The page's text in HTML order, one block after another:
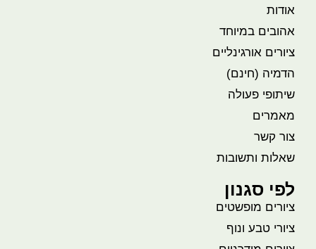
אודות
אהובים במיוחד
ציורים אורגינליים
הדמיה (חינם)
שיתופי פעולה
מאמרים
צור קשר
שאלות ותשובות
לפי סגנון
ציורים מופשטים
ציורי טבע ונוף